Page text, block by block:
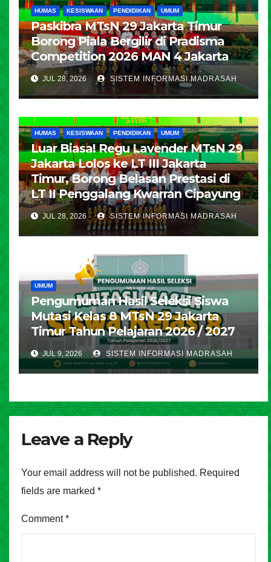
HUMAS KESISWAAN PENDIDIKAN UMUM
Paskibra MTsN 29 Jakarta Timur
Borong Piala Bergilir di Pradisma
Competition 2026 MAN 4 Jakarta
JUL 28, 2026 SISTEM INFORMASI MADRASAH
HUMAS KESISWAAN PENDIDIKAN UMUM
Luar Biasa! Regu Lavender MTsN 29
Jakarta Lolos ke LT III Jakarta
Timur, Borong Belasan Prestasi di
LT II Penggalang Kwarran Cipayung
JUL 28, 2026 SISTEM INFORMASI MADRASAH
UMUM
Pengumuman Hasil Seleksi Siswa
Mutasi Kelas 8 MTsN 29 Jakarta
Timur Tahun Pelajaran 2026 / 2027
JUL 9, 2026 SISTEM INFORMASI MADRASAH
Leave a Reply
Your email address will not be published. Required
fields are marked *
Comment*